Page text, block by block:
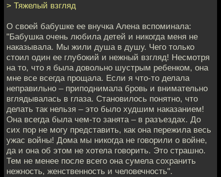
> Тяжелый взгляд
О своей бабушке ее внучка Алена вспоминала:
"Бабушка очень любила детей и никогда меня не
наказывала. Мы жили душа в душу. Чего только
стоил один ее глубокий и нежный взгляд! Несмотря
на то, что я была довольно шустрым ребенком, она
мне все всегда прощала. Если я что-то делала
неправильно – приподнимала бровь и внимательно
вглядывалась в глаза. Становилось понятно, что
делать так нельзя – это было худшим наказанием!
Она всегда была чем-то занята – в разъездах. До
сих пор не могу представить, как она пережила весь
ужас войны! Дома мы никогда не говорили о войне,
да и она об этом не хотела говорить. Это страшно.
Тем не менее после всего она сумела сохранить
нежность, женственность и человечность".